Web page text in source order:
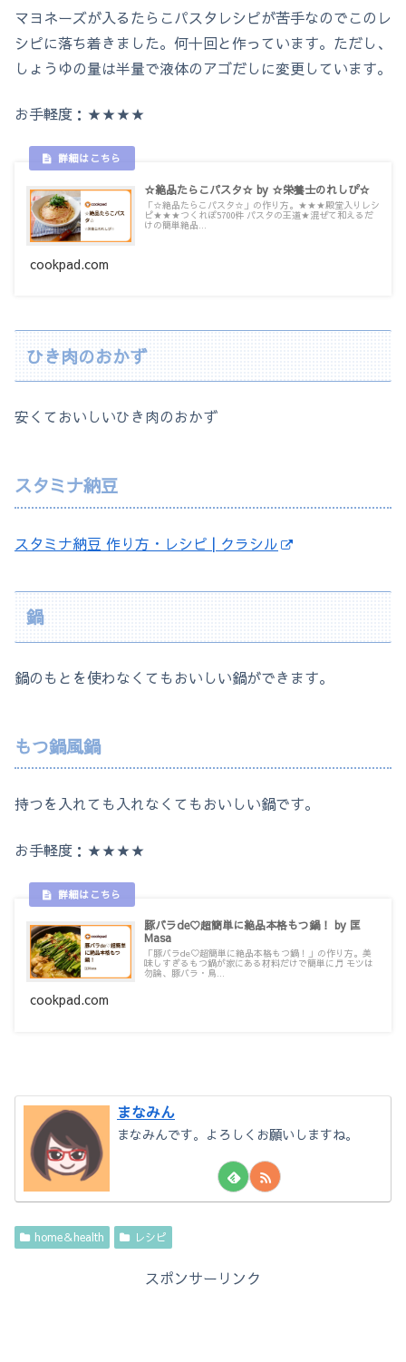
マヨネーズが入るたらこパスタレシピが苦手なのでこのレ
シピに落ち着きました。何十回と作っています。ただし、
しょうゆの量は半量で液体のアゴだしに変更しています。
お手軽度：★★★★
☆絶品たらこパスタ☆ by ☆栄養士のれしぴ☆
「☆絶品たらこパスタ☆」の作り方。★★★殿堂入りレシ
ピ★★★つくれぽ5700件 パスタの王道★混ぜて和えるだ
けの簡単絶品...
cookpad.com
ひき肉のおかず
安くておいしいひき肉のおかず
スタミナ納豆
スタミナ納豆 作り方・レシピ | クラシル
鍋
鍋のもとを使わなくてもおいしい鍋ができます。
もつ鍋風鍋
持つを入れても入れなくてもおいしい鍋です。
お手軽度：★★★★
豚バラde♡超簡単に絶品本格もつ鍋！ by 匡
Masa
「豚バラde♡超簡単に絶品本格もつ鍋！」の作り方。美
味しすぎるもつ鍋が家にある材料だけで簡単に♬ モツは
勿論、豚バラ・鳥...
cookpad.com
まなみん
まなみんです。よろしくお願いしますね。
home＆health レシピ
スポンサーリンク